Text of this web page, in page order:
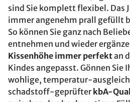
sind Sie komplett flexibel. Das
immer angenehm prall gefüllt
So können Sie ganz nach
entnehmen und wieder
Kissenhöhe immer perfektan
Kindes angepasst. Gönnen Sie
wohlige, temperatur-
schadstoff-geprüfter kbA-